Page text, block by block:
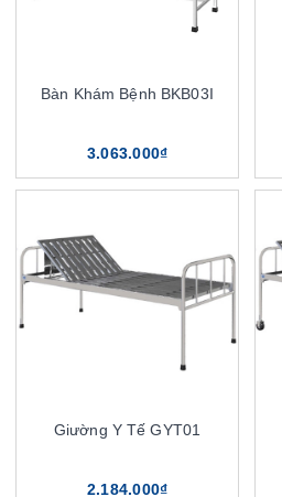
Bàn Khám Bệnh BKB03I
3.063.000₫
Giường Y Tế GYT01
2.184.000₫